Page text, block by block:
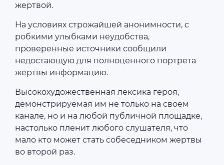
жертвой.
На условиях строжайшей анонимности, с
робкими улыбками неудобства,
проверенные источники сообщили
недостающую для полноценного портрета
жертвы информацию.
Высокохудожественная лексика героя,
демонстрируемая им не только на своем
канале, но и на любой публичной площадке,
настолько пленит любого слушателя, что
мало кто может стать собеседником жертвы
во второй раз.